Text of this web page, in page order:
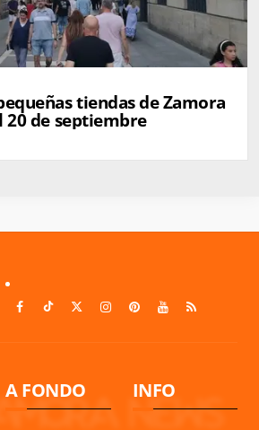
tiendas de Zamora
de septiembre
A FONDO INFO